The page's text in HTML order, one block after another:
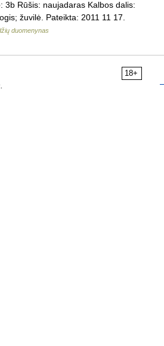
Rūšis: naujadaras Kalbos dalis:
žuvilė. Pateikta: 2011 11 17.
duomenynas
18+